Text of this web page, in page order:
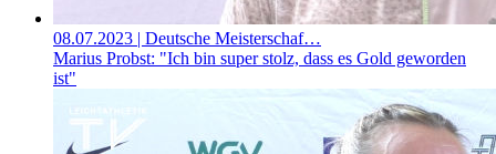
08.07.2023 | Deutsche Meisterschaf…
Marius Probst: "Ich bin super stolz, dass es Gold geworden
ist"